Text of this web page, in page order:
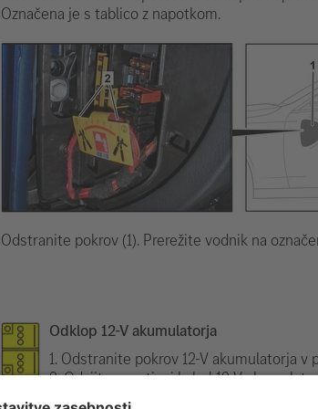
Označena je s tablico z napotkom.
Odstranite pokrov (1). Prerežite vodnik na
Odklop 12-V akumulatorja
1. Odstranite pokrov 12-V akumulatorja v
2. Odvijte negativni kabel 12-V